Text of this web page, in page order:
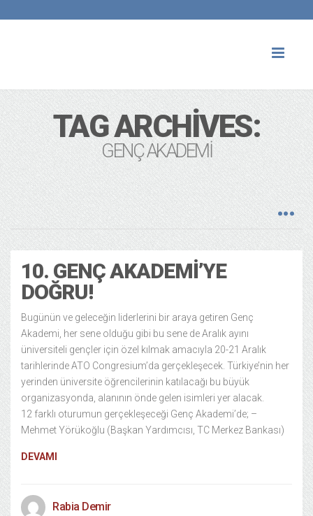
TAG ARCHIVES:
GENÇ AKADEMI
10. GENÇ AKADEMI’YE
DOĞRU!
Bugünün ve geleceğin liderlerini bir araya getiren Genç
Akademi, her sene olduğu gibi bu sene de Aralık ayını
üniversiteli gençler için özel kılmak amacıyla 20-21 Aralık
tarihlerinde ATO Congresium’da gerçekleşecek. Türkiye’nin her
yerinden üniversite öğrencilerinin katılacağı bu büyük
organizasyonda, alanının önde gelen isimleri yer alacak.
12 farklı oturumun gerçekleşeceği Genç Akademi’de; –
Mehmet Yörükoğlu (Başkan Yardımcısı, TC Merkez Bankası)
DEVAMI
Rabia Demir